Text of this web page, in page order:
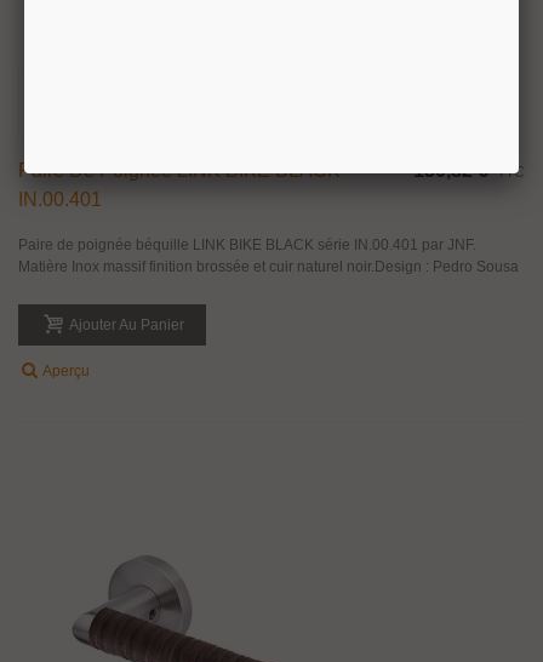
Paire De Poignée LINK BIKE BLACK
IN.00.401
130,82 € TTC
Paire de poignée béquille LINK BIKE BLACK série IN.00.401 par JNF.
Matière Inox massif finition brossée et cuir naturel noir.Design : Pedro Sousa
Ajouter Au Panier
Aperçu